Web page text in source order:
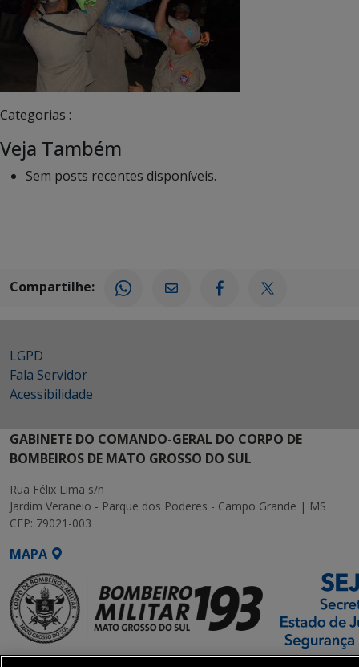
Categorias :
Veja Também
Sem posts recentes disponíveis.
Compartilhe:
LGPD
Fala Servidor
Acessibilidade
GABINETE DO COMANDO-GERAL DO CORPO DE
BOMBEIROS DE MATO GROSSO DO SUL
Rua Félix Lima s/n
Jardim Veraneio - Parque dos Poderes - Campo Grande | MS
CEP: 79021-003
MAPA